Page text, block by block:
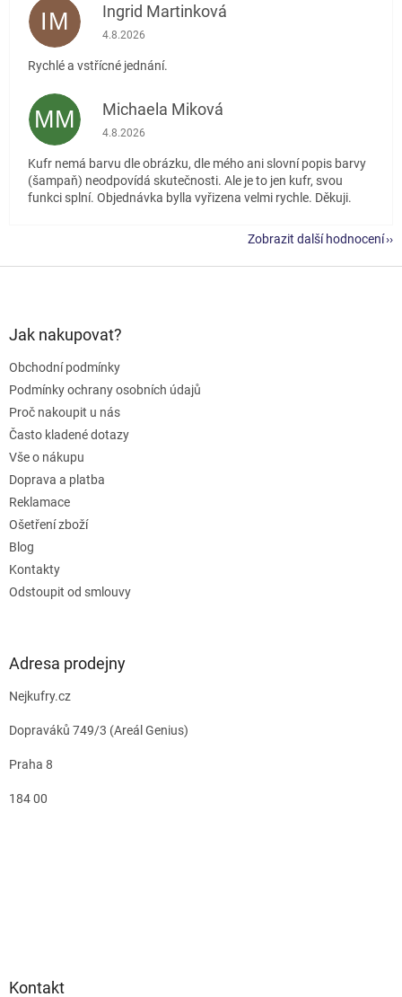
IM Ingrid Martinková
Hodnocení obchodu je 5 z 5 hvězdiček.
4.8.2026
Rychlé a vstřícné jednání.
MM Michaela Miková
Hodnocení obchodu je 5 z 5 hvězdiček.
4.8.2026
Kufr nemá barvu dle obrázku, dle mého ani slovní popis barvy
(šampaň) neodpovídá skutečnosti. Ale je to jen kufr, svou
funkci splní. Objednávka bylla vyřizena velmi rychle. Děkuji.
Zobrazit další hodnocení
Jak nakupovat?
Obchodní podmínky
Podmínky ochrany osobních údajů
Proč nakoupit u nás
Často kladené dotazy
Vše o nákupu
Doprava a platba
Reklamace
Ošetření zboží
Blog
Kontakty
Odstoupit od smlouvy
Adresa prodejny
Nejkufry.cz
Dopraváků 749/3 (Areál Genius)
Praha 8
184 00
Kontakt